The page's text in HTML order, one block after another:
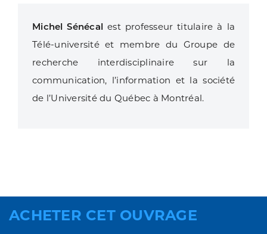
Michel Sénécal est professeur titulaire à la
Télé-université et membre du Groupe de
recherche interdisciplinaire sur la
communication, l’information et la société
de l’Université du Québec à Montréal.
ACHETER CET OUVRAGE